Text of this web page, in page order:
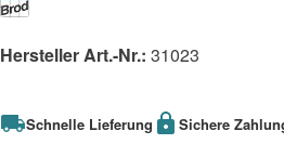
Hersteller Art.-Nr.:31023
Schnelle Lieferung Sichere